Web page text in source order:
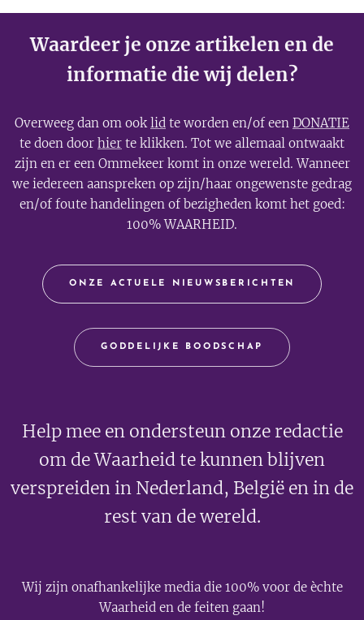
Waardeer je onze artikelen en de
informatie die wij delen?
Overweeg dan om ooklid te worden en/of een DONATIE
te doen door hier te klikken. Tot we allemaal ontwaakt
zijn en er een Ommekeer komt in onze wereld. Wanneer
we iedereen aanspreken op zijn/haar ongewenste gedrag
en/of foute handelingen of bezigheden komt het goed:
100% WAARHEID.
ONZE ACTUELE NIEUWSBERICHTEN
GODDELIJKE BOODSCHAP
Help mee en ondersteun onze redactie
om de Waarheid te kunnen blijven
verspreiden in Nederland, België en in de
rest van de wereld.
Wij zijn onafhankelijke media die 100% voor de èchte
Waarheid en de feiten gaan!